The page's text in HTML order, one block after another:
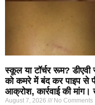
स्कूल या टॉर्चर रूम?
को कमरे में बंद कर पाइप से
आक्रोश, कार्रवाई की
August 7, 2026 No Comments